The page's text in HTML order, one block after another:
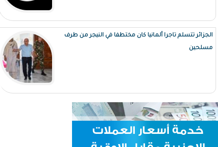
الجزائر تتسلم تاجرا ألمانيا كان مختطفا في النيجر من طرف
مسلحين